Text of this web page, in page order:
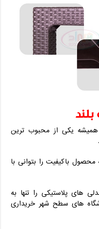
همیشه یکی از محبوب ترین
باکیفیت را بتوانی با
های پلاستیکی را تنها به
های سطح شهر خریداری